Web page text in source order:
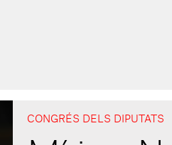
CONGRÉS DELS DIPUTATS